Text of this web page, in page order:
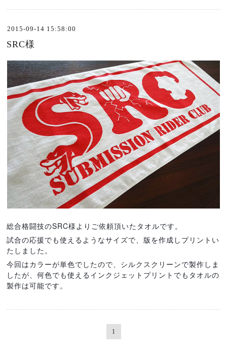
2015-09-14 15:58:00
SRC様
総合格闘技のSRC様よりご依頼頂いたタオルです。
試合の応援でも使えるようなサイズで、版を作成しプリントい
たしました。
今回はカラーが単色でしたので、シルクスクリーンで製作しま
したが、何色でも使えるインクジェットプリントでもタオルの
製作は可能です。
1